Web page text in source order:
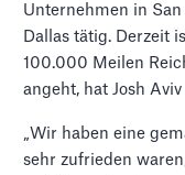
Unternehmen in San
Dallas tätig. Derzeit
100.000 Meilen
angeht, hat Josh
„Wir haben eine
sehr zufrieden